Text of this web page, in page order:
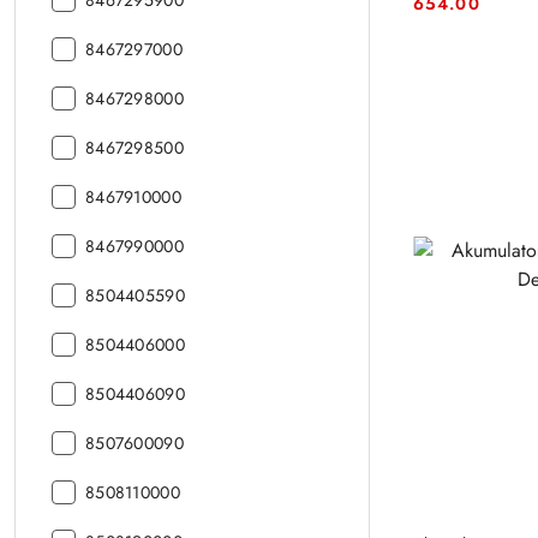
kod
8467297000
kod
8467298000
kod
8467298500
kod
8467910000
kod
8467990000
kod
8504405590
kod
8504406000
kod
8504406090
kod
8507600090
kod
8508110000